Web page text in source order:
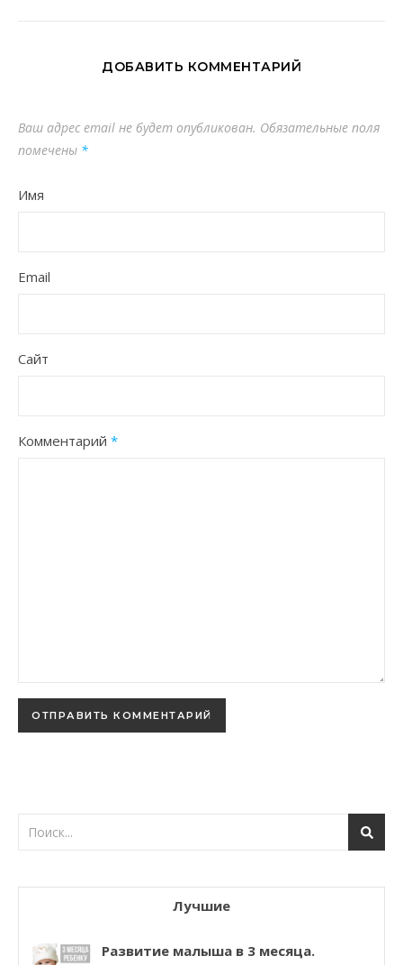
ДОБАВИТЬ КОММЕНТАРИЙ
Ваш адрес email не будет опубликован. Обязательные поля
помечены *
Имя
Email
Сайт
Комментарий *
Лучшие
Развитие малыша в 3 месяца.